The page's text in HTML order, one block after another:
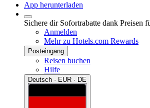
App herunterladen
Sichere dir Sofortrabatte dank Preisen
Anmelden
Mehr zu Hotels.com Rewards
Posteingang
Reisen buchen
Hilfe
Deutsch · EUR · DE